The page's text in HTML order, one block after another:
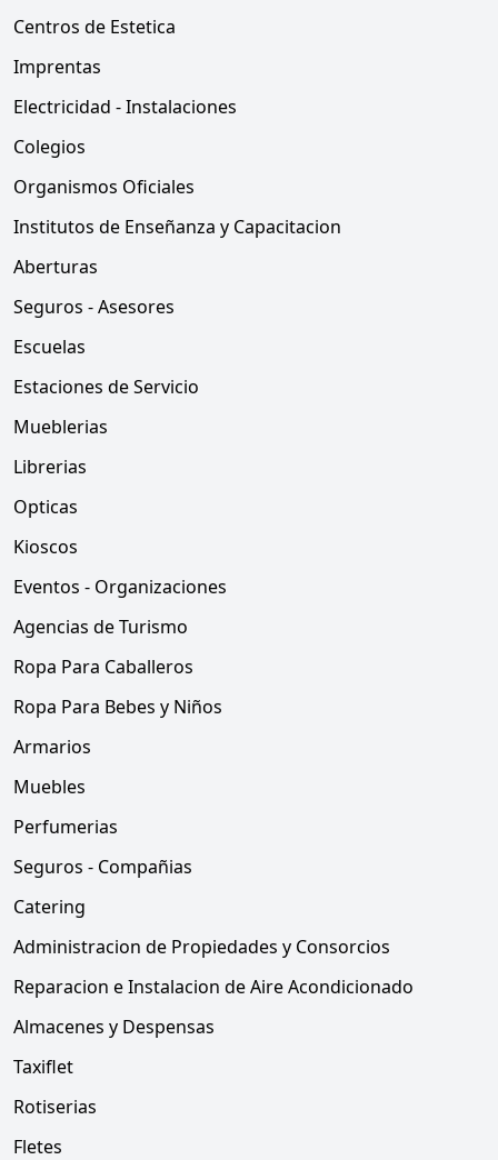
Centros de Estetica
Imprentas
Electricidad - Instalaciones
Colegios
Organismos Oficiales
Institutos de Enseñanza y Capacitacion
Aberturas
Seguros - Asesores
Escuelas
Estaciones de Servicio
Mueblerias
Librerias
Opticas
Kioscos
Eventos - Organizaciones
Agencias de Turismo
Ropa Para Caballeros
Ropa Para Bebes y Niños
Armarios
Muebles
Perfumerias
Seguros - Compañias
Catering
Administracion de Propiedades y Consorcios
Reparacion e Instalacion de Aire Acondicionado
Almacenes y Despensas
Taxiflet
Rotiserias
Fletes